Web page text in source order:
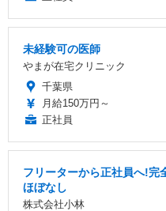
未経験可の医師
やまが在宅クリニック
千葉県
月給150万円～
正社員
フリーターから正社員へ!完
ほぼなし
株式会社小林